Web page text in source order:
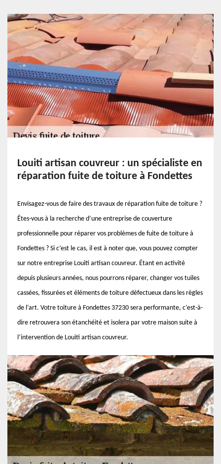
Louiti artisan couvreur : un spécialiste en
réparation fuite de toiture à Fondettes
Envisagez-vous de faire des travaux de réparation fuite de toiture ?
Êtes-vous à la recherche d’une entreprise de couverture
professionnelle pour réparer vos problèmes de fuite de toiture à
Fondettes ? Si c’est le cas, il est à noter que, vous pouvez compter
sur notre entreprise Louiti artisan couvreur. Étant en activité
depuis plusieurs années, nous pourrons réparer, changer vos tuiles
cassées, fissurées et éléments de toiture défectueux dans les règles
de l’art. Votre toiture à Fondettes 37230 sera performante, c’est-à-
dire retrouvera son étanchéité et isolera par votre maison suite à
l’intervention de Louiti artisan couvreur.